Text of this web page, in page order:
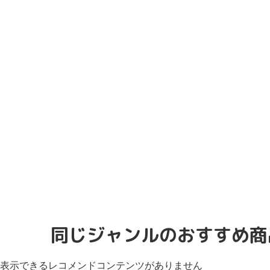
同じジャンルのおすすめ
表示できるレコメンドコンテンツがありません